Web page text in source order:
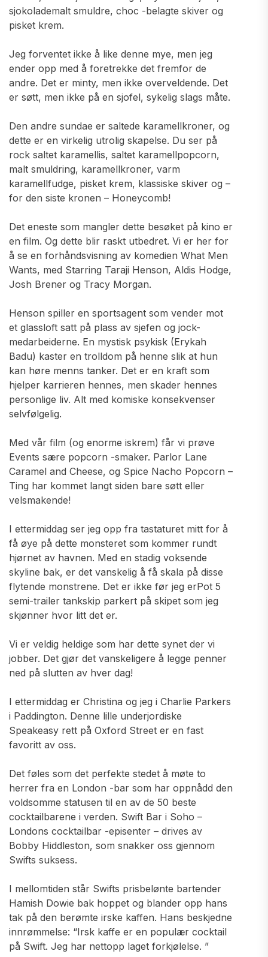
sjokolademalt smuldre, choc -belagte skiver og
pisket krem.
Jeg forventet ikke å like denne mye, men jeg
ender opp med å foretrekke det fremfor de
andre. Det er minty, men ikke overveldende. Det
er søtt, men ikke på en sjofel, sykelig slags måte.
Den andre sundae er saltede karamellkroner, og
dette er en virkelig utrolig skapelse. Du ser på
rock saltet karamellis, saltet karamellpopcorn,
malt smuldring, karamellkroner, varm
karamellfudge, pisket krem, klassiske skiver og –
for den siste kronen – Honeycomb!
Det eneste som mangler dette besøket på kino er
en film. Og dette blir raskt utbedret. Vi er her for
å se en forhåndsvisning av komedien What Men
Wants, med Starring Taraji Henson, Aldis Hodge,
Josh Brener og Tracy Morgan.
Henson spiller en sportsagent som vender mot
et glassloft satt på plass av sjefen og jock-
medarbeiderne. En mystisk psykisk (Erykah
Badu) kaster en trolldom på henne slik at hun
kan høre menns tanker. Det er en kraft som
hjelper karrieren hennes, men skader hennes
personlige liv. Alt med komiske konsekvenser
selvfølgelig.
Med vår film (og enorme iskrem) får vi prøve
Events sære popcorn -smaker. Parlor Lane
Caramel and Cheese, og Spice Nacho Popcorn –
Ting har kommet langt siden bare søtt eller
velsmakende!
I ettermiddag ser jeg opp fra tastaturet mitt for å
få øye på dette monsteret som kommer rundt
hjørnet av havnen. Med en stadig voksende
skyline bak, er det vanskelig å få skala på disse
flytende monstrene. Det er ikke før jeg erPot 5
semi-trailer tankskip parkert på skipet som jeg
skjønner hvor litt det er.
Vi er veldig heldige som har dette synet der vi
jobber. Det gjør det vanskeligere å legge penner
ned på slutten av hver dag!
I ettermiddag er Christina og jeg i Charlie Parkers
i Paddington. Denne lille underjordiske
Speakeasy rett på Oxford Street er en fast
favoritt av oss.
Det føles som det perfekte stedet å møte to
herrer fra en London -bar som har oppnådd den
voldsomme statusen til en av de 50 beste
cocktailbarene i verden. Swift Bar i Soho –
Londons cocktailbar -episenter – drives av
Bobby Hiddleston, som snakker oss gjennom
Swifts suksess.
I mellomtiden står Swifts prisbelønte bartender
Hamish Dowie bak hoppet og blander opp hans
tak på den berømte irske kaffen. Hans beskjedne
innrømmelse: “Irsk kaffe er en populær cocktail
på Swift. Jeg har nettopp laget forkjølelse. ”